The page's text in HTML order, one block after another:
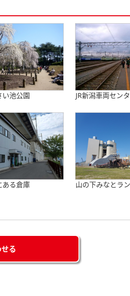
い池公園 JR新潟車両セン
ある倉庫 山の下みなとラ
る